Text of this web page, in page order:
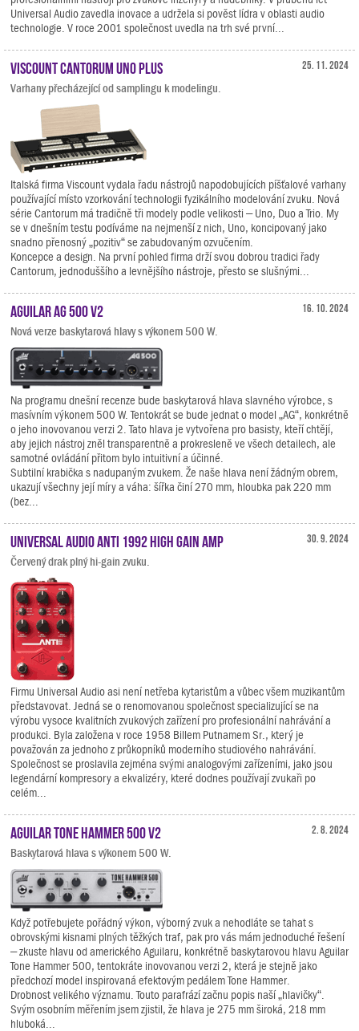
Universal Audio zavedla inovace a udržela si pověst lídra v oblasti audio
technologie. V roce 2001 společnost uvedla na trh své první...
25. 11. 2024
Viscount Cantorum Uno Plus
Varhany přecházející od samplingu k modelingu.
Italská firma Viscount vydala řadu nástrojů napodobujících píšťalové varhany
používající místo vzorkování technologii fyzikálního modelování zvuku. Nová
série Cantorum má tradičně tři modely podle velikosti – Uno, Duo a Trio. My
se v dnešním testu podíváme na nejmenší z nich, Uno, koncipovaný jako
snadno přenosný „pozitiv“ se zabudovaným ozvučením.
Koncepce a design. Na první pohled firma drží svou dobrou tradici řady
Cantorum, jednoduššího a levnějšího nástroje, přesto se slušnými...
16. 10. 2024
Aguilar AG 500 V2
Nová verze baskytarová hlavy s výkonem 500 W.
Na programu dnešní recenze bude baskytarová hlava slavného výrobce, s
masívním výkonem 500 W. Tentokrát se bude jednat o model „AG“, konkrétně
o jeho inovovanou verzi 2. Tato hlava je vytvořena pro basisty, kteří chtějí,
aby jejich nástroj zněl transparentně a prokresleně ve všech detailech, ale
samotné ovládání přitom bylo intuitivní a účinné.
Subtilní krabička s nadupaným zvukem. Že naše hlava není žádným obrem,
ukazují všechny její míry a váha: šířka činí 270 mm, hloubka pak 220 mm
(bez...
30. 9. 2024
Universal Audio ANTI 1992 High Gain Amp
Červený drak plný hi-gain zvuku.
Firmu Universal Audio asi není netřeba kytaristům a vůbec všem muzikantům
představovat. Jedná se o renomovanou společnost specializující se na
výrobu vysoce kvalitních zvukových zařízení pro profesionální nahrávání a
produkci. Byla založena v roce 1958 Billem Putnamem Sr., který je
považován za jednoho z průkopníků moderního studiového nahrávání.
Společnost se proslavila zejména svými analogovými zařízeními, jako jsou
legendární kompresory a ekvalizéry, které dodnes používají zvukaři po
celém...
2. 8. 2024
Aguilar Tone Hammer 500 V2
Baskytarová hlava s výkonem 500 W.
Když potřebujete pořádný výkon, výborný zvuk a nehodláte se tahat s
obrovskými kisnami plných těžkých traf, pak pro vás mám jednoduché řešení
– zkuste hlavu od amerického Aguilaru, konkrétně baskytarovou hlavu Aguilar
Tone Hammer 500, tentokráte inovovanou verzi 2, která je stejně jako
předchozí model inspirovaná efektovým pedálem Tone Hammer.
Drobnost velikého významu. Touto parafrází začnu popis naší „hlavičky“.
Svým osobním měřením jsem zjistil, že hlava je 275 mm široká, 218 mm
hluboká...